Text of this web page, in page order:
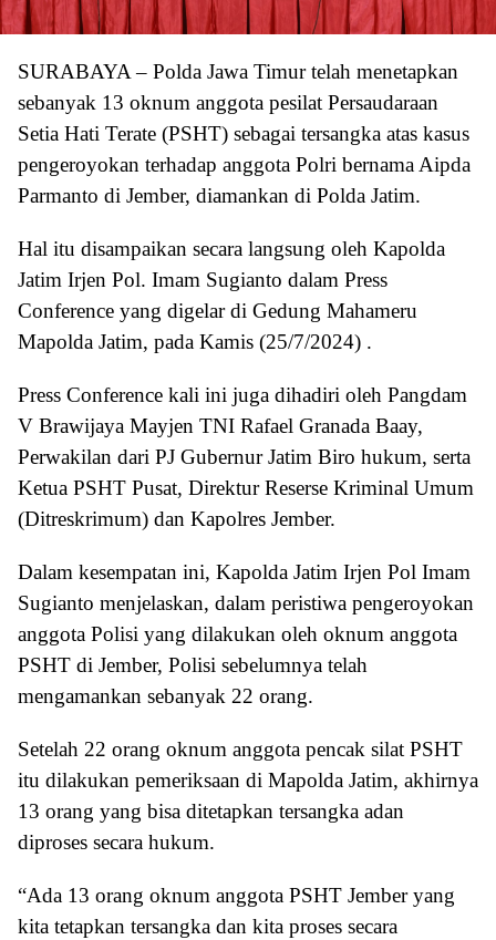
SURABAYA – Polda Jawa Timur telah menetapkan
sebanyak 13 oknum anggota pesilat Persaudaraan
Setia Hati Terate (PSHT) sebagai tersangka atas kasus
pengeroyokan terhadap anggota Polri bernama Aipda
Parmanto di Jember, diamankan di Polda Jatim.
Hal itu disampaikan secara langsung oleh Kapolda
Jatim Irjen Pol. Imam Sugianto dalam Press
Conference yang digelar di Gedung Mahameru
Mapolda Jatim, pada Kamis (25/7/2024) .
Press Conference kali ini juga dihadiri oleh Pangdam
V Brawijaya Mayjen TNI Rafael Granada Baay,
Perwakilan dari PJ Gubernur Jatim Biro hukum, serta
Ketua PSHT Pusat, Direktur Reserse Kriminal Umum
(Ditreskrimum) dan Kapolres Jember.
Dalam kesempatan ini, Kapolda Jatim Irjen Pol Imam
Sugianto menjelaskan, dalam peristiwa pengeroyokan
anggota Polisi yang dilakukan oleh oknum anggota
PSHT di Jember, Polisi sebelumnya telah
mengamankan sebanyak 22 orang.
Setelah 22 orang oknum anggota pencak silat PSHT
itu dilakukan pemeriksaan di Mapolda Jatim, akhirnya
13 orang yang bisa ditetapkan tersangka adan
diproses secara hukum.
“Ada 13 orang oknum anggota PSHT Jember yang
kita tetapkan tersangka dan kita proses secara